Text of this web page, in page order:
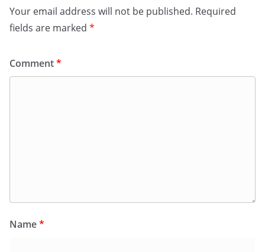
Your email address will not be published. Required
fields are marked *
Comment*
Name*